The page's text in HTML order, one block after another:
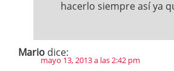
hacerlo siempre así ya
Mario dice:
mayo 13, 2013 a las 2:42 pm